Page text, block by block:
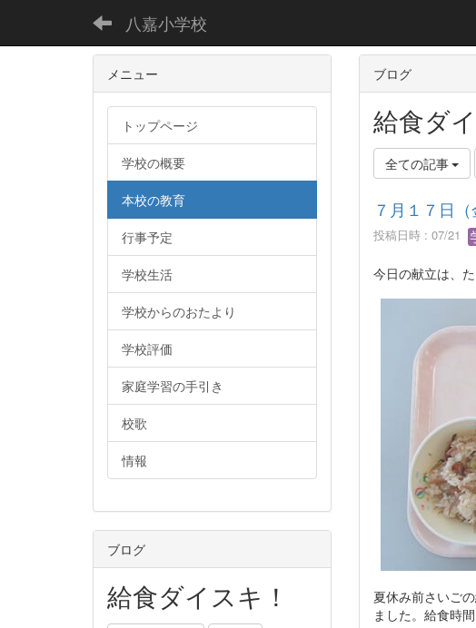
八嘉小学校
ブログ
給食ダ
全ての記事
７月１７日（
投稿日時 : 07/21
今日の献立は、
夏休み前さいご
ました。給食時
メニュー
トップページ
学校の概要
本校の教育
行事予定
学校生活
学校からのおたより
学校評価
家庭学習の手引き
校歌
情報
ブログ
給食ダイスキ！